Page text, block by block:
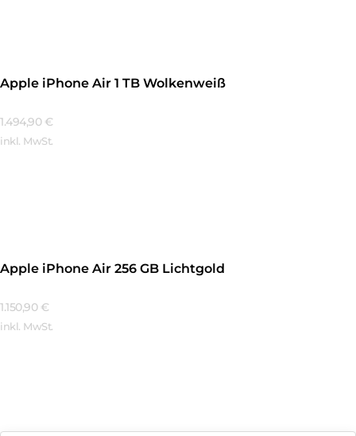
Apple iPhone Air 1 TB Wolkenweiß
1.494,90 €
inkl. MwSt.
Apple iPhone Air 256 GB Lichtgold
1.150,90 €
inkl. MwSt.